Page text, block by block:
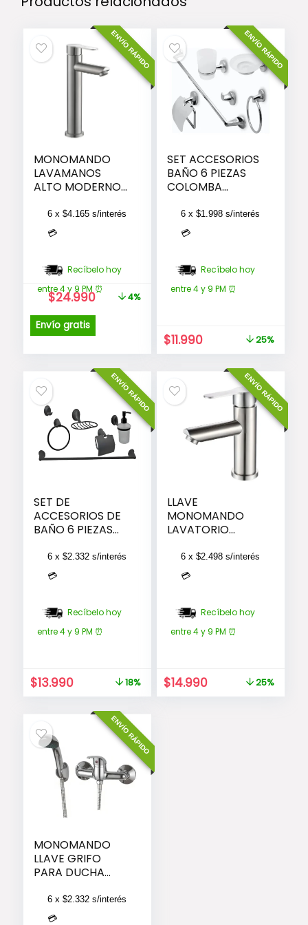
ENVÍO RÁPIDO
MONOMANDO
LAVAMANOS
ALTO MODERNO
TAUMM 31CM
6 x $4.165s/interés
💳
Recíbelo hoy
entre 4 y 9 PM ⏰
El
original
era:
$25.990.
$24.990El
es:
$24.990.
Envío gratis
4%
ENVÍO RÁPIDO
SET ACCESORIOS
BAÑO 6 PIEZAS
COLOMBA
PLATEADO
TAUMM
6 x $1.998s/interés
💳
Recíbelo hoy
entre 4 y 9 PM ⏰
El
precio
$15.990.
$11.990El
precio
actual
$11.990.
25%
ENVÍO RÁPIDO
SET DE
ACCESORIOS DE
BAÑO 6 PIEZAS
6 x $2.332s/interés
💳
Recíbelo hoy
entre 4 y 9 PM ⏰
El
precio
$16.990.
$13.990El
precio
actual
$13.990.
18%
ENVÍO RÁPIDO
LLAVE
MONOMANDO
LAVATORIO
MODERN
INOXIDABLE
TAUMM
6 x $2.498s/interés
💳
Recíbelo hoy
entre 4 y 9 PM ⏰
El
precio
$14.990El
25%
ENVÍO RÁPIDO
MONOMANDO
LLAVE GRIFO
PARA DUCHA
COLOMBA
TAUMM
6 x $2.332s/interés
💳